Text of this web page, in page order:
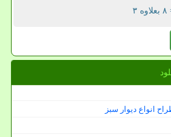
۳
انواع دیوار سبز